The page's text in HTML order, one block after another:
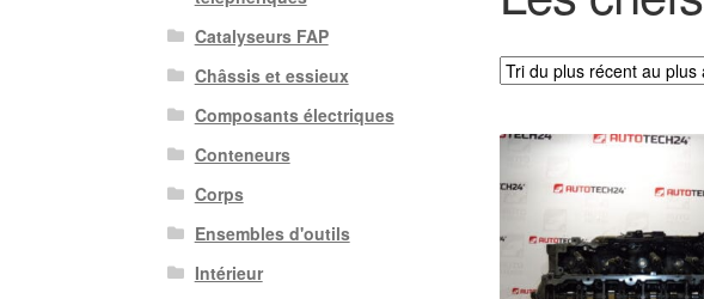
Catalyseurs FAP
Châssis et essieux
Composants électriques
Conteneurs
Corps
Ensembles d'outils
Intérieur